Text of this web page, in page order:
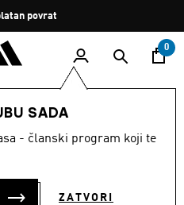
Zaustavi
rotaciju
povrat
0
SADA
- članski program koji te
ZATVORI
ADIDAS